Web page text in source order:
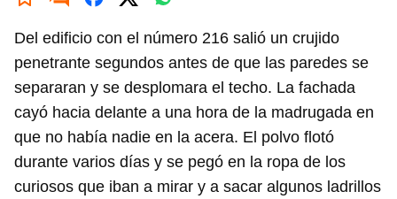
Del edificio con el número 216 salió un crujido
penetrante segundos antes de que las paredes se
separaran y se desplomara el techo. La fachada
cayó hacia delante a una hora de la madrugada en
que no había nadie en la acera. El polvo flotó
durante varios días y se pegó en la ropa de los
curiosos que iban a mirar y a sacar algunos ladrillos